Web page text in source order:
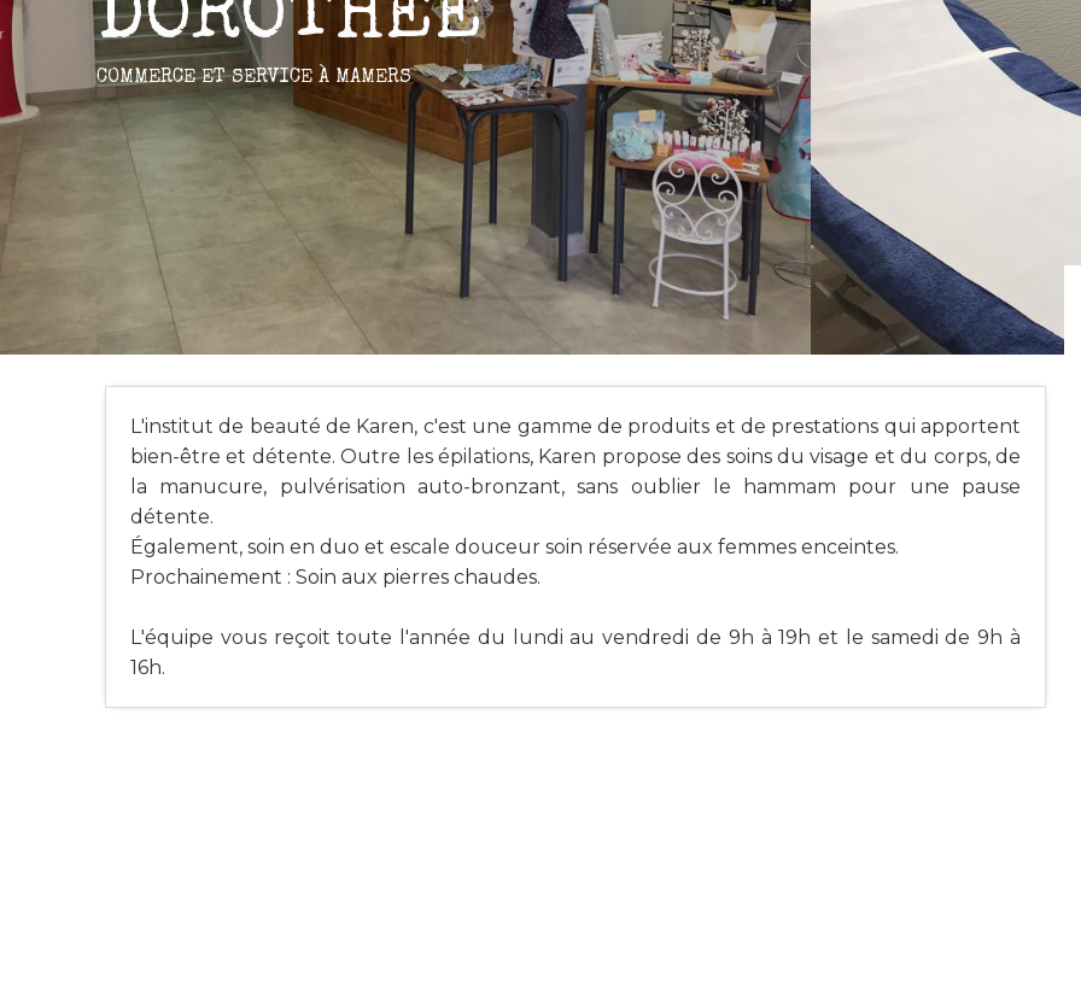
DOROTHEE
COMMERCE ET SERVICE À MAMERS
L'institut de beauté de Karen, c'est une gamme de produits et de prestations qui apportent
bien-être et détente. Outre les épilations, Karen propose des soins du visage et du corps, de
la manucure, pulvérisation auto-bronzant, sans oublier le hammam pour une pause
détente.
Également, soin en duo et escale douceur soin réservée aux femmes enceintes.
Prochainement : Soin aux pierres chaudes.
L'équipe vous reçoit toute l'année du lundi au vendredi de 9h à 19h et le samedi de 9h à
16h.